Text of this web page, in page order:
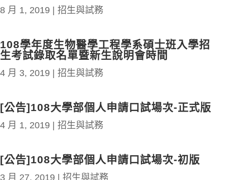
8 月 1, 2019 招生與試務
108學年度生物醫學工程學系碩士班入學招
生考試錄取名單暨新生說明會時間
4 月 3, 2019 招生與試務
[公告]108大學部個人申請口試場次-正式版
4 月 1, 2019 招生與試務
[公告]108大學部個人申請口試場次-初版
3 月 27, 2019 招生與試務